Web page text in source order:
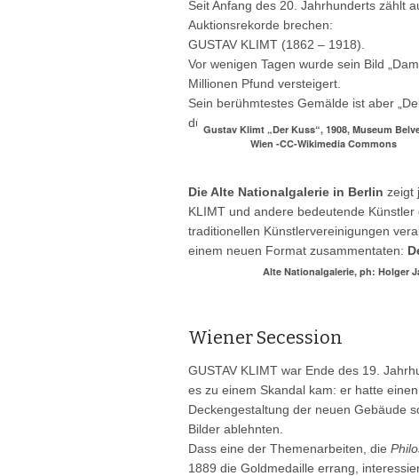
Seit Anfang des 20. Jahrhunderts zählt
Auktionsrekorde brechen:
GUSTAV KLIMT (1862 – 1918).
Vor wenigen Tagen wurde sein Bild
Millionen Pfund versteigert.
Sein berühmtestes Gemälde ist aber
dürften.
Gustav Klimt „Der Kuss“, 1908, Museum
Wien -CC-Wikimedia Commons
Die Alte Nationalgalerie in Berlin zeigt
KLIMT und andere bedeutende
traditionellen Künstlervereinigungen
einem neuen Format zusammentaten:
Alte Nationalgalerie, ph: Holger
Wiener Secession
GUSTAV KLIMT war Ende des 19.
es zu einem Skandal kam: er hatte
Deckengestaltung der neuen Gebäude
Bilder ablehnten.
Dass eine der Themenarbeiten, die
1889 die Goldmedaille errang,